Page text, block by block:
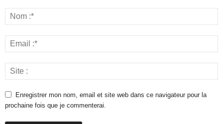
Enregistrer mon nom, email et site web dans ce navigateur pour la
prochaine fois que je commenterai.